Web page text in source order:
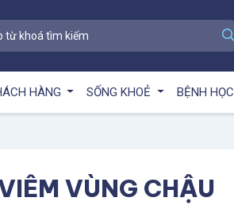
HÀNG SỐNG KHOẺ BỆNH HỌC
VÙNG CHẬU